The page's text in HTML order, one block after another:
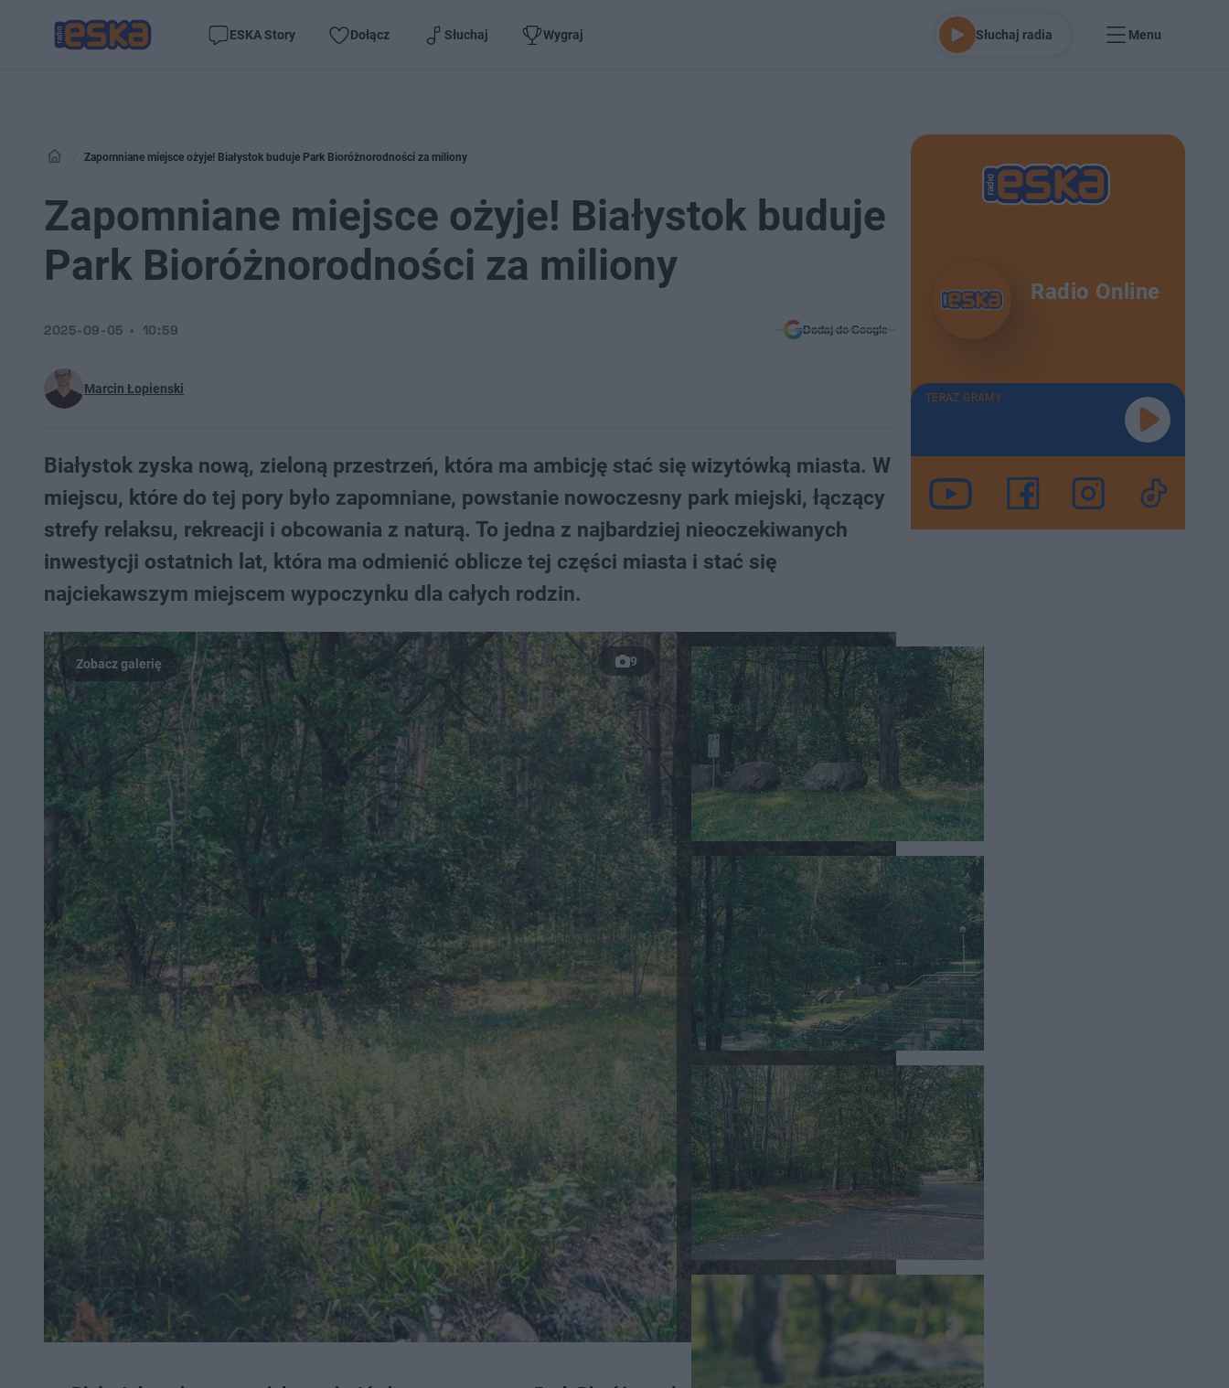
ESKA Story Dołącz Słuchaj Wygraj Słuchaj radia Menu
Zapomniane miejsce ożyje! Białystok buduje Park Bioróżnorodności za miliony
Zapomniane miejsce ożyje! Białystok buduje
Park Bioróżnorodności za miliony
Marcin Łopienski
2025-09-05 10:59 Dodaj do Google
Białystok zyska nową, zieloną przestrzeń, która ma ambicję stać się wizytówką miasta. W
miejscu, które do tej pory było zapomniane, powstanie nowoczesny park miejski, łączący
strefy relaksu, rekreacji i obcowania z naturą. To jedna z najbardziej nieoczekiwanych
inwestycji ostatnich lat, która ma odmienić oblicze tej części miasta i stać się
najciekawszym miejscem wypoczynku dla całych rodzin.
9
Radio Online
TERAZ GRAMY